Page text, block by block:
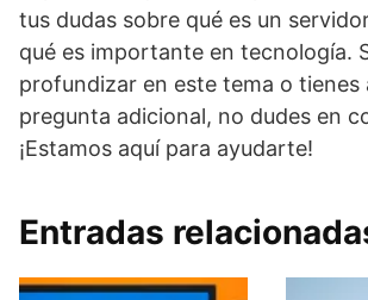
tus dudas sobre qué es un
qué es importante en tecnología.
profundizar en este tema o tienes
pregunta adicional, no dudes en
¡Estamos aquí para ayudarte!
Entradas